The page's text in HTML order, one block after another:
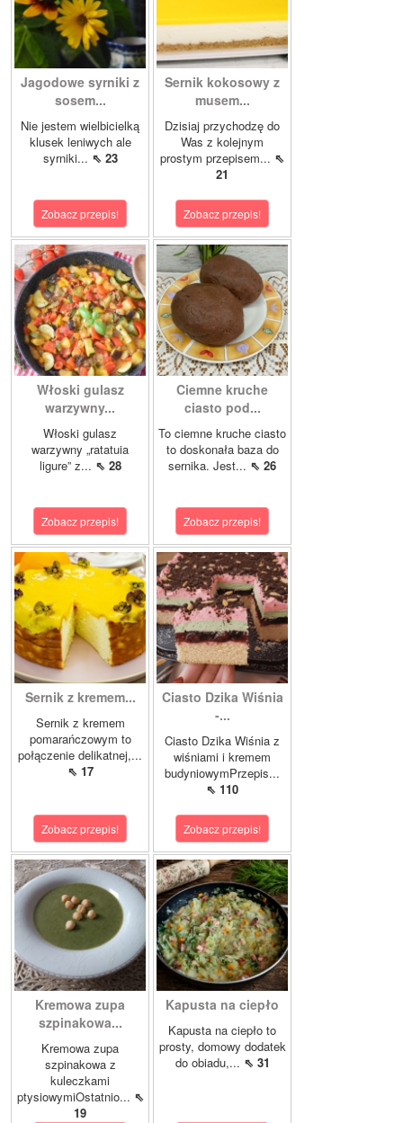
Jagodowe syrniki z
sosem...
Nie jestem wielbicielką
klusek leniwych ale
syrniki... ⇖ 23
Zobacz przepis!
Sernik kokosowy z
musem...
Dzisiaj przychodzę do
Was z kolejnym
prostym przepisem... ⇖
21
Zobacz przepis!
Włoski gulasz
warzywny...
Włoski gulasz
warzywny „ratatuia
ligure” z... ⇖ 28
Zobacz przepis!
Ciemne kruche
ciasto pod...
To ciemne kruche ciasto
to doskonała baza do
sernika. Jest... ⇖ 26
Zobacz przepis!
Sernik z kremem...
Sernik z kremem
pomarańczowym to
połączenie delikatnej,...
⇖ 17
Zobacz przepis!
Ciasto Dzika Wiśnia
-...
Ciasto Dzika Wiśnia z
wiśniami i kremem
budyniowymPrzepis...
⇖ 110
Zobacz przepis!
Kremowa zupa
szpinakowa...
Kremowa zupa
szpinakowa z
kuleczkami
ptysiowymiOstatnio... ⇖
19
Kapusta na ciepło
Kapusta na ciepło to
prosty, domowy dodatek
do obiadu,... ⇖ 31